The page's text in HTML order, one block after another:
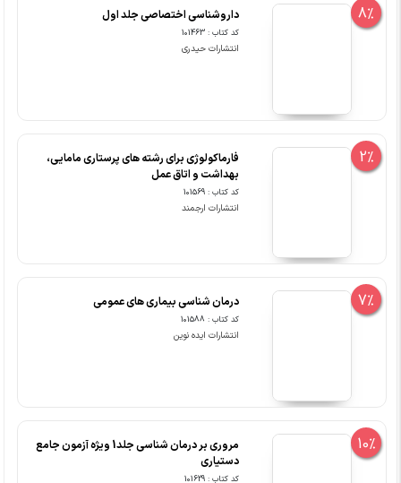
8% داروشناسی اختصاصی جلد اول
کد کتاب : 101463
انتشارات حیدری
2%
فارماکولوژی برای رشته های پرستاری مامایی،
بهداشت و اتاق عمل
کد کتاب : 101569
انتشارات ارجمند
7% درمان شناسی بیماری های عمومی
کد کتاب : 101588
انتشارات ایده نوین
10%
مروری بر درمان شناسی جلد1 ویژه آزمون جامع
دستیاری
کد کتاب : 101629